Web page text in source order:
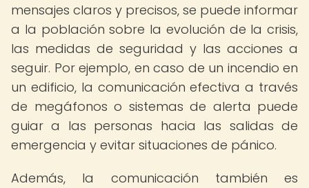
mensajes claros y precisos, se puede informar
a la población sobre la evolución de la crisis,
las medidas de seguridad y las acciones a
seguir. Por ejemplo, en caso de un incendio en
un edificio, la comunicación efectiva a través
de megáfonos o sistemas de alerta puede
guiar a las personas hacia las salidas de
emergencia y evitar situaciones de pánico.
Además, la comunicación también es